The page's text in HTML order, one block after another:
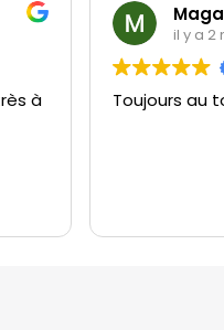
à
il y a 2
Toujours au